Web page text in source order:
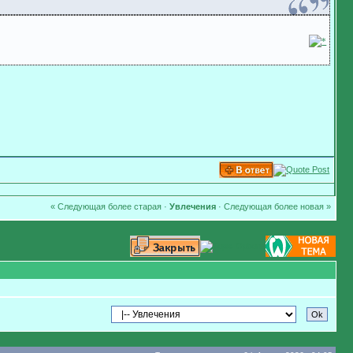
« Следующая более старая· Увлечения· Следующая более новая »